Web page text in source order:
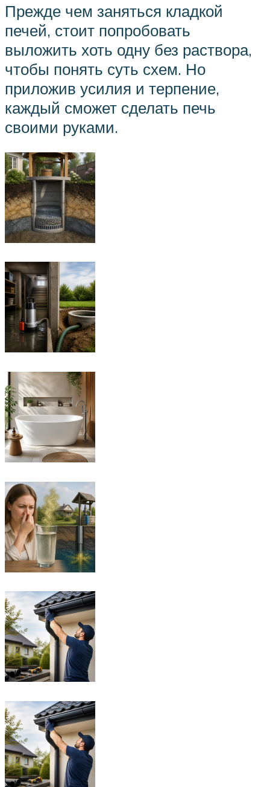
Прежде чем заняться кладкой
печей, стоит попробовать
выложить хоть одну без раствора,
чтобы понять суть схем. Но
приложив усилия и терпение,
каждый сможет сделать печь
своими руками.